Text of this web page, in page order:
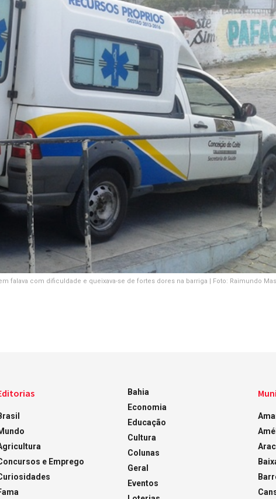
falava com dificuldade e queixava-se de fortes dores na barriga | Foto: Raimundo
e Emprego
Bahia
Economia
Educação
Cultura
Colunas
Geral
Eventos